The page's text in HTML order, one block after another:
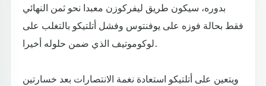
بدوره، سيكون طريق ليفركوزن معبدا نحو ثمن النهائي
فقط بحالة فوزه على يوفنتوس وفشل أتلتيكو بالتغلب على
لوكوموتيف الذي ضمن حلوله أخيرا.
ويتعين على أتلتيكو استعادة نغمة الانتصارات بعد خسارتين